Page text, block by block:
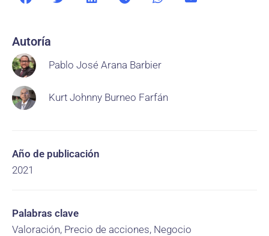
Autoría
Pablo José Arana Barbier
Kurt Johnny Burneo Farfán
Año de publicación
2021
Palabras clave
Valoración, Precio de acciones, Negocio